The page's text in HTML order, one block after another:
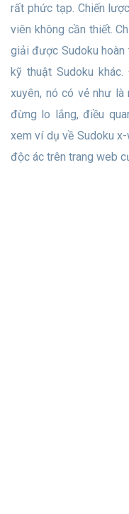
rất phức tạp. Chiến
viên không cần thiết.
giải được Sudoku hoàn
kỹ thuật Sudoku
xuyên, nó có vẻ như
đừng lo lắng, điều
xem ví dụ về Sudoku
độc ác trên trang web